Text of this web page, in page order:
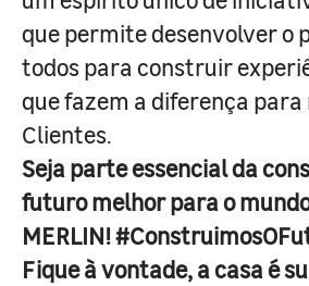
que permite desenvolver o
todos para construir
que fazem a diferença
Clientes.
Seja parte essencial da
futuro melhor para o
MERLIN!
Fique à vontade, a casa é